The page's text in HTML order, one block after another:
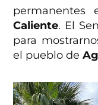
permanentes
Caliente. El
para
el pueblo de